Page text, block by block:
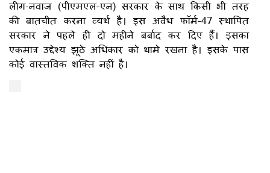
लीग-नवाज (पीएमएल-एन) सरकार के साथ किसी भी तरह
की बातचीत करना व्यर्थ है। इस अवैध फॉर्म-47 स्थापित
सरकार ने पहले ही दो महीने बर्बाद कर दिए हैं। इसका
एकमात्र उद्देश्य झूठे अधिकार को थामे रखना है। इसके पास
कोई वास्तविक शक्ति नहीं है।